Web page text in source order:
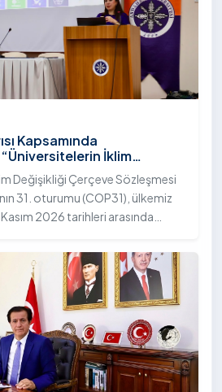
Kapsamında
İklim
Rolü” Konulu Bilgilendirme
Değişikliği Çerçeve Sözleşmesi
31. oturumu (COP31), ülkemiz
2026 tarihleri arasında
(YÖK), üniversitelerin akademik
koordine etme çağrısında
31 Temmuz 2026
bir ön hazırlık toplantısı